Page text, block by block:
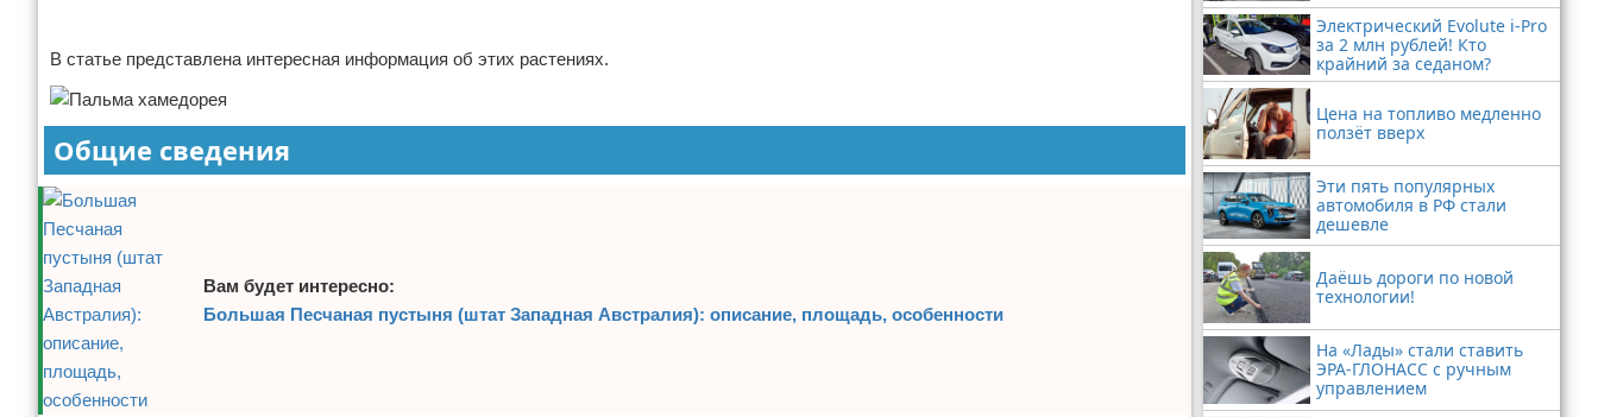
В статье представлена интересная информация об этих растениях.
Общие сведения
Вам будет интересно:
Большая Песчаная пустыня (штат Западная Австралия): описание, площадь, особенности
Электрический Evolute i-Pro
за 2 млн рублей! Кто
крайний за седаном?
Цена на топливо медленно
ползёт вверх
Эти пять популярных
автомобиля в РФ стали
дешевле
Даёшь дороги по новой
технологии!
На «Лады» стали ставить
ЭРА-ГЛОНАСС с ручным
управлением